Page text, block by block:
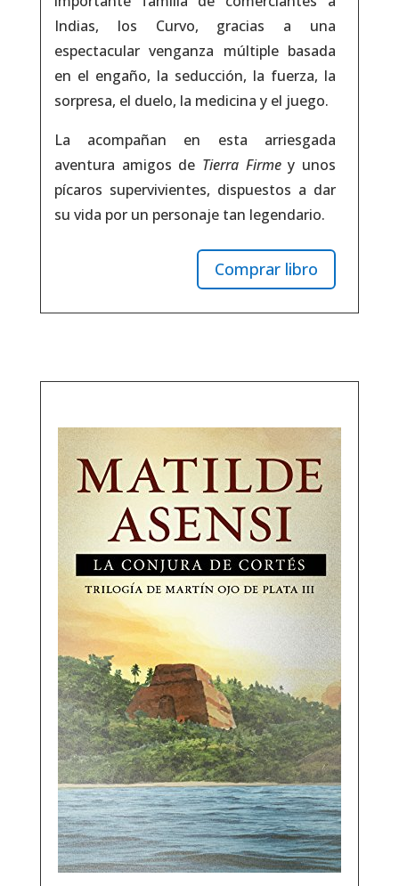
Indias, los Curvo, gracias a una
espectacular venganza múltiple basada
en el engaño, la seducción, la fuerza, la
sorpresa, el duelo, la medicina y el juego.
La acompañan en esta arriesgada
aventura amigos de Tierra Firmey unos
pícaros supervivientes, dispuestos a dar
su vida por un personaje tan legendario.
Comprar libro